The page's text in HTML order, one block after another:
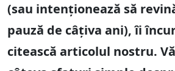
(sau intenționează să
pauză de câțiva ani), îi
citească articolul nostru.